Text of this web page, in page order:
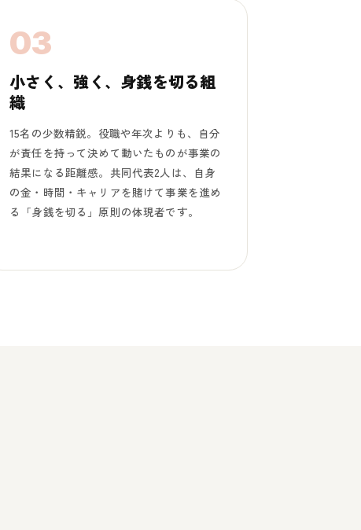
03
小さく、強く、身銭を切る組
織
15名の少数精鋭。役職や年次よりも、自分
が責任を持って決めて動いたものが事業の
結果になる距離感。共同代表2人は、自身
の金・時間・キャリアを賭けて事業を進め
る「身銭を切る」原則の体現者です。